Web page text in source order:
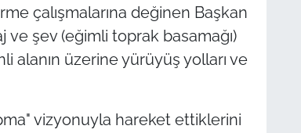
çalışmalarına değinen Başkan
ve şev (eğimli toprak basamağı)
alanın üzerine yürüyüş yolları ve
vizyonuyla hareket ettiklerini